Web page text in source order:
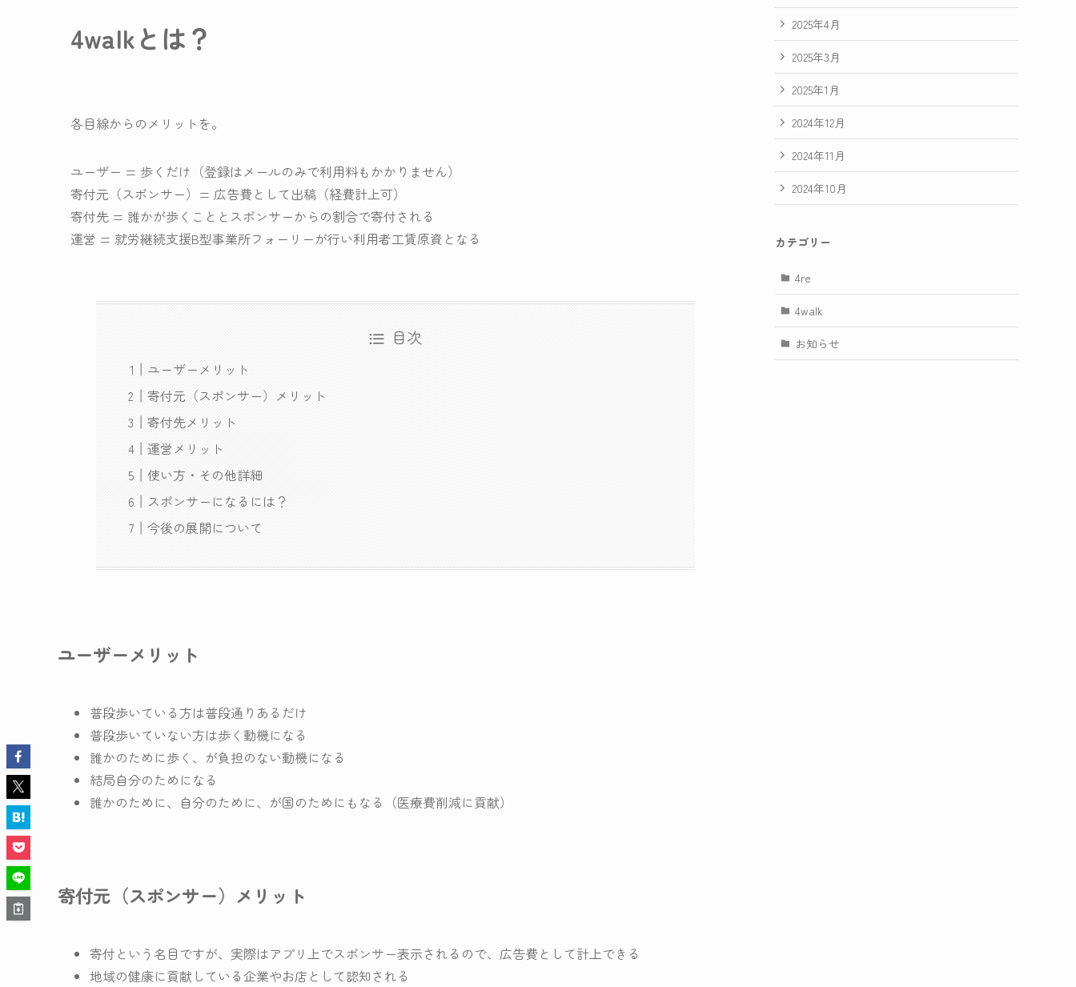
4walkとは？
各目線からのメリットを。
ユーザー = 歩くだけ（登録はメールのみで利用料もかかりません）
寄付元（スポンサー）= 広告費として出稿（経費計上可）
寄付先 = 誰かが歩くこととスポンサーからの割合で寄付される
運営 = 就労継続支援B型事業所フォーリーが行い利用者工賃原資となる
目次
ユーザーメリット
寄付元（スポンサー）メリット
寄付先メリット
運営メリット
使い方・その他詳細
スポンサーになるには？
今後の展開について
ユーザーメリット
普段歩いている方は普段通りあるだけ
普段歩いていない方は歩く動機になる
誰かのために歩く、が負担のない動機になる
結局自分のためになる
誰かのために、自分のために、が国のためにもなる（医療費削減に貢献）
寄付元（スポンサー）メリット
寄付という名目ですが、実際はアプリ上でスポンサー表示されるので、広告費として計上できる
地域の健康に貢献している企業やお店として認知される
2025年4月
2025年3月
2025年1月
2024年12月
2024年11月
2024年10月
カテゴリー
4re
4walk
お知らせ